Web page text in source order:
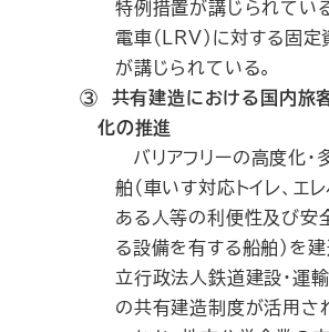
特例措置が講じられてい
電車（LRV）に対する固
が講じられている。
③ 共有建造における国内旅
化の推進
バリアフリーの高度化
舶（車いす対応トイレ、エ
ある人等の利便性及び安
る設備を有する船舶）を
立行政法人鉄道建設・運
の共有建造制度が活用さ